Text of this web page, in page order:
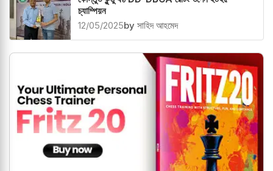
কৌস্তুভ কুন্ডু ষষ্ঠ DD-DBCA রেটিং ওপেন ২০২৫
চ্যাম্পিয়ন
12/05/2025by সাহিদ আহমেদ